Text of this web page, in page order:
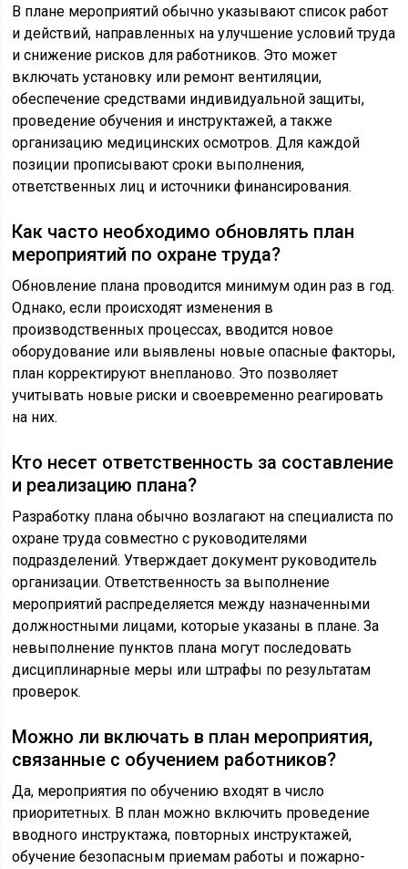
В плане мероприятий обычно указывают список работ
и действий, направленных на улучшение условий труда
и снижение рисков для работников. Это может
включать установку или ремонт вентиляции,
обеспечение средствами индивидуальной защиты,
проведение обучения и инструктажей, а также
организацию медицинских осмотров. Для каждой
позиции прописывают сроки выполнения,
ответственных лиц и источники финансирования.
Как часто необходимо обновлять план
мероприятий по охране труда?
Обновление плана проводится минимум один раз в год.
Однако, если происходят изменения в
производственных процессах, вводится новое
оборудование или выявлены новые опасные факторы,
план корректируют внепланово. Это позволяет
учитывать новые риски и своевременно реагировать
на них.
Кто несет ответственность за составление
и реализацию плана?
Разработку плана обычно возлагают на специалиста по
охране труда совместно с руководителями
подразделений. Утверждает документ руководитель
организации. Ответственность за выполнение
мероприятий распределяется между назначенными
должностными лицами, которые указаны в плане. За
невыполнение пунктов плана могут последовать
дисциплинарные меры или штрафы по результатам
проверок.
Можно ли включать в план мероприятия,
связанные с обучением работников?
Да, мероприятия по обучению входят в число
приоритетных. В план можно включить проведение
вводного инструктажа, повторных инструктажей,
обучение безопасным приемам работы и пожарно-